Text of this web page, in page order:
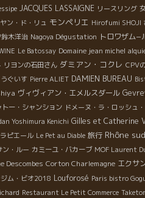
JACQUES LASSAIGNE リースリング
ン・ド・リュ モンペリエ Hirofumi SHOJI
木洋治 Nagoya Dégustation トロワザム−
Le Batossay Domaine jean michel
リヨンの石田さん ダミアン・コクレ CPV
うぐいす Pierre ALIET DAMIEN BUREAU
ヴィヴィアン・エメルスダール
トー・シャンション ドメーヌ・ラ・ロッシュ
Yoshimura Kenichi Gilles et Catherine
ピエール Le Pet au Diable 旅行 Rhône sud
ン・ルー カミーユ・バカーブ MOF Laurent
Descombes Corton Charlemagne エクサ
ム・ビオ2018 Louforosé Paris bistro
Restaurant Le Petit Commerce